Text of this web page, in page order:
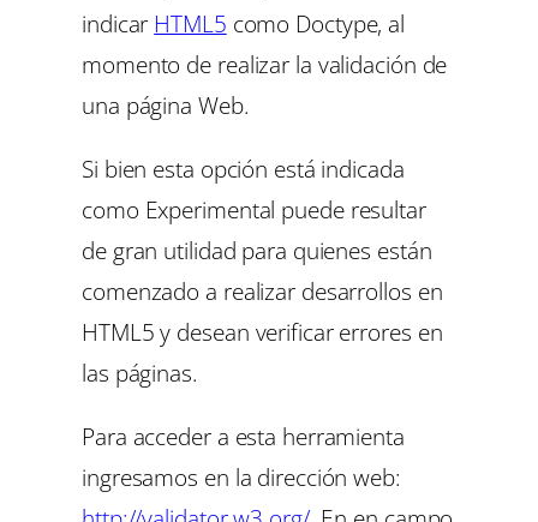
indicar HTML5 como Doctype, al
momento de realizar la validación de
una página Web.
Si bien esta opción está indicada
como Experimental puede resultar
de gran utilidad para quienes están
comenzado a realizar desarrollos en
HTML5 y desean verificar errores en
las páginas.
Para acceder a esta herramienta
ingresamos en la dirección web: